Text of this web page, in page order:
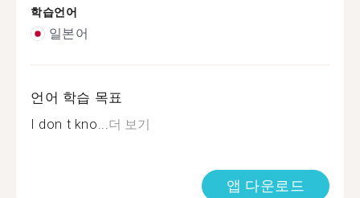
학습언어
일본어
언어 학습 목표
I don t kno...더 보기
앱 다운로드